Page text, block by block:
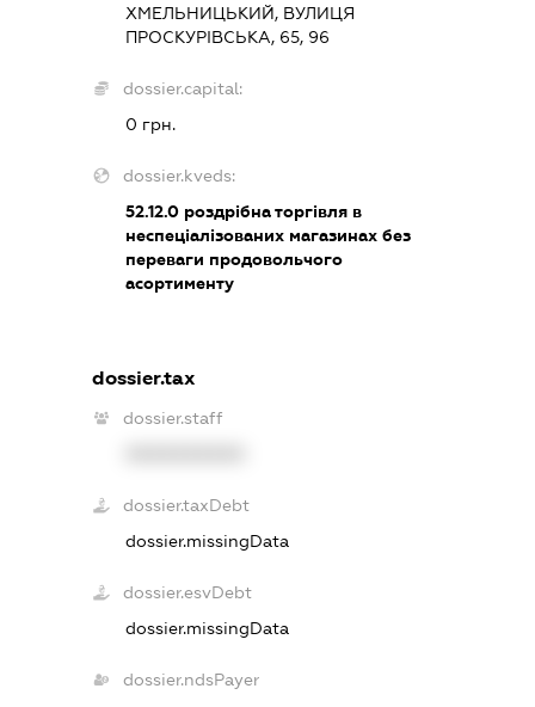
ХМЕЛЬНИЦЬКИЙ, ВУЛИЦЯ
ПРОСКУРІВСЬКА, 65, 96
dossier.capital:
0 грн.
dossier.kveds:
52.12.0роздрібна торгівля в
неспеціалізованих магазинах без
переваги продовольчого
асортименту
dossier.tax
dossier.staff
dossier.taxDebt
dossier.missingData
dossier.esvDebt
dossier.missingData
dossier.ndsPayer